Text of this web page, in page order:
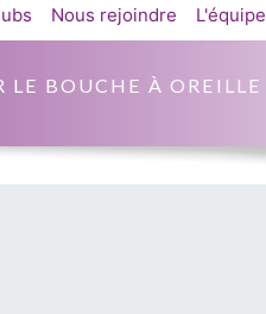
BOUCHE À OREILLE
Nous rejoindre L'équipe